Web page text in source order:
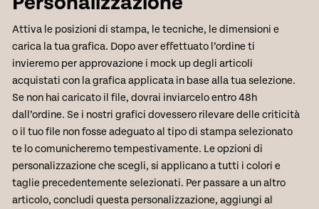
Attiva le posizioni di stampa, le tecniche, le dimensioni e
carica la tua grafica. Dopo aver effettuato l’ordine ti
invieremo per approvazione i mock up degli articoli
acquistati con la grafica applicata in base alla tua selezione.
Se non hai caricato il file, dovrai inviarcelo entro 48h
dall’ordine. Se i nostri grafici dovessero rilevare delle criticità
o il tuo file non fosse adeguato al tipo di stampa selezionato
te lo comunicheremo tempestivamente. Le opzioni di
personalizzazione che scegli, si applicano a tutti i colori e
taglie precedentemente selezionati. Per passare a un altro
articolo, concludi questa personalizzazione, aggiungi al